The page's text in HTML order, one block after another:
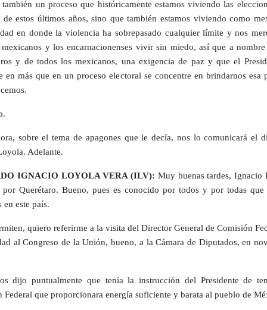
un proceso que históricamente estamos viviendo las
de estos últimos años, sino que también estamos viviendo como
en donde la violencia ha sobrepasado cualquier límite y nos
y los encarnacionenses vivir sin miedo, así que a
y de todos los mexicanos, una exigencia de paz y que el
en más que en un proceso electoral se concentre en brindarnos esa
sobre el tema de apagones que le decía, nos lo comunicará el
Adelante.
IGNACIO LOYOLA VERA (ILV): Muy buenas tardes, Ignacio
por Querétaro. Bueno, pues es conocido por todos y por todas que
en este país.
quiero referirme a la visita del Director General de Comisión
al Congreso de la Unión, bueno, a la Cámara de Diputados, en
dijo puntualmente que tenía la instrucción del Presidente de
Federal que proporcionara energía suficiente y barata al pueblo de